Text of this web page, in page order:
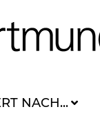
NACH...